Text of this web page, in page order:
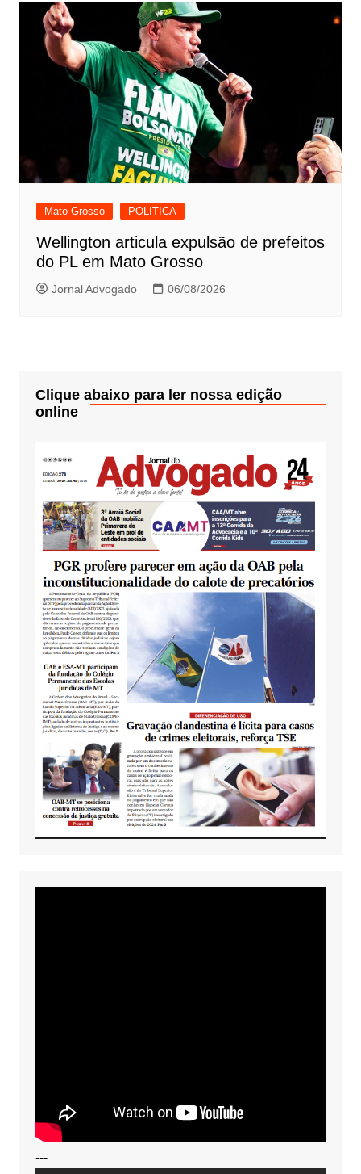
Mato Grosso POLITICA
Wellington articula expulsão de prefeitos
do PL em Mato Grosso
Jornal Advogado 06/08/2026
Clique abaixo para ler nossa edição
online
---